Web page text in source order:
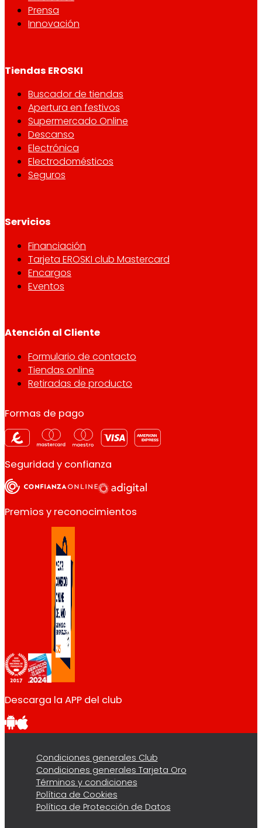
Prensa
Innovación
Tiendas EROSKI
Buscador de tiendas
Apertura en festivos
Supermercado Online
Descanso
Electrónica
Electrodomésticos
Seguros
Servicios
Financiación
Tarjeta EROSKI club Mastercard
Encargos
Eventos
Atención al Cliente
Formulario de contacto
Tiendas online
Retiradas de producto
Formas de pago
Seguridad y confianza
Premios y reconocimientos
Descarga la APP del club
Condiciones generales Club
Condiciones generales Tarjeta Oro
Términos y condiciones
Política de Cookies
Política de Protección de Datos